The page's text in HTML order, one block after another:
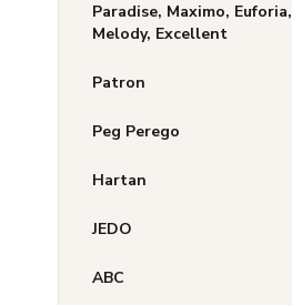
Paradise, Maximo, Euforia,
Melody, Excellent
Patron
Peg Perego
Hartan
JEDO
ABC